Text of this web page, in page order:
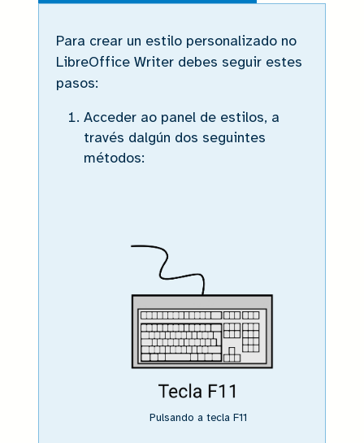
Crear un estilo propio
Para crear un estilo personalizado no
LibreOffice Writer debes seguir estes
pasos:
Acceder ao panel de estilos, a
través dalgún dos seguintes
métodos:
Pulsando a tecla F11